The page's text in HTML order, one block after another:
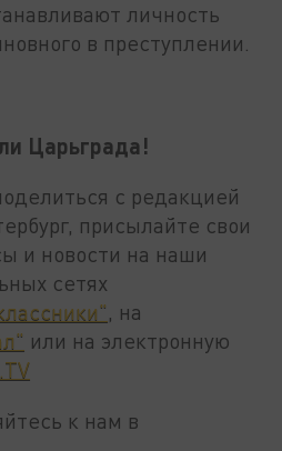
личность
в преступлении.
Царьграда!
с редакцией
присылайте свои
и новости на наши
сетях
, на
или на электронную
к нам в